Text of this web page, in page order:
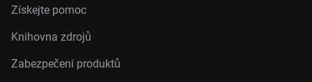
Získejte pomoc
Knihovna zdrojů
Zabezpečení produktů